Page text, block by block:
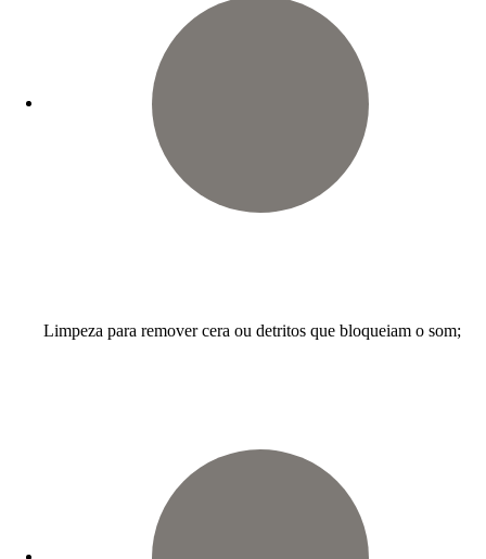
Limpeza para remover cera ou detritos que bloqueiam o som;